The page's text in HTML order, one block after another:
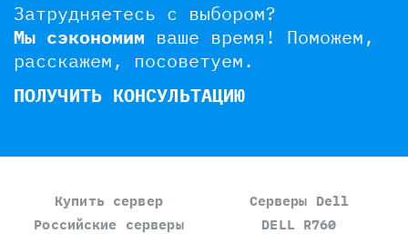
Затрудняетесь с выбором?
Мы сэкономим ваше время! Поможем,
расскажем, посоветуем.
ПОЛУЧИТЬ КОНСУЛЬТАЦИЮ
Купить сервер
Российские серверы
Серверы Dell
DELL R760